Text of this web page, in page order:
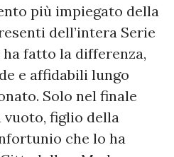
più impiegato della
dell’intera Serie
ha fatto la differenza,
e affidabili lungo
Solo nel finale
vuoto, figlio della
che lo ha